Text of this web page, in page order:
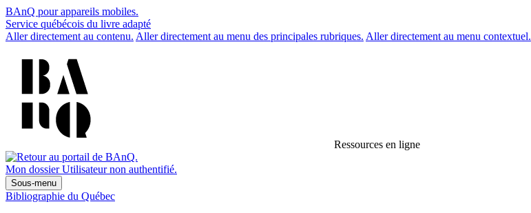
BAnQ pour appareils mobiles.
Service québécois du livre adapté
Aller directement au contenu. Aller directement au menu des principales rubriques. Aller directement au menu contextuel.
Ressources en ligne
Mon dossier Utilisateur non authentifié.
Sous-menu
Bibliographie du Québec